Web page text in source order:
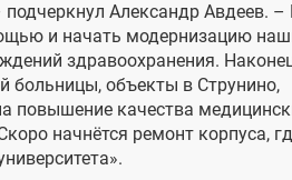
Александр Авдеев. –
и начать модернизацию
здравоохранения.
больницы, объекты в Струнино,
повышение качества
начнётся ремонт корпуса,